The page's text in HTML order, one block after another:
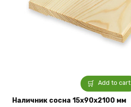
Add to cart
Наличник сосна 15x90x2100 мм